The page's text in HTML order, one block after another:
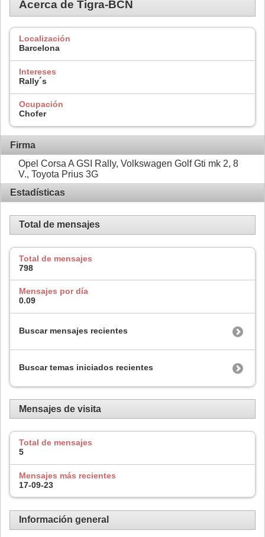
Acerca de Tigra-BCN
Localización
Barcelona
Intereses
Rally´s
Ocupación
Chofer
Firma
Opel Corsa A GSI Rally, Volkswagen Golf Gti mk 2, 8
V., Toyota Prius 3G
Estadísticas
Total de mensajes
Total de mensajes
798
Mensajes por día
0.09
Buscar mensajes recientes
Buscar temas iniciados recientes
Mensajes de visita
Total de mensajes
5
Mensajes más recientes
17-09-23
Información general